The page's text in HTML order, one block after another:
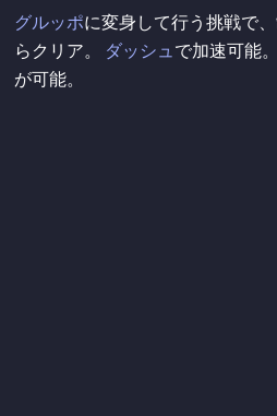
グルッポに変身して行う挑戦で
らクリア。
ダッシュ で加速可能。
が可能。